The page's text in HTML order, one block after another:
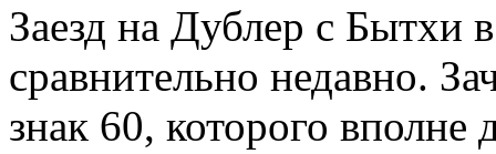
Заезд на Дублер с Бытхи
сравнительно недавно.
знак 60, которого вполне